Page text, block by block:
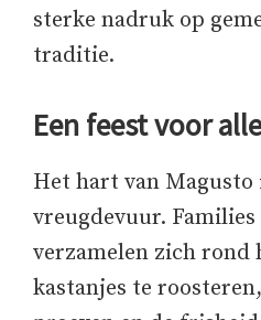
sterke nadruk op
traditie.
Een feest voor
Het hart van
vreugdevuur.
verzamelen zich rond
kastanjes te